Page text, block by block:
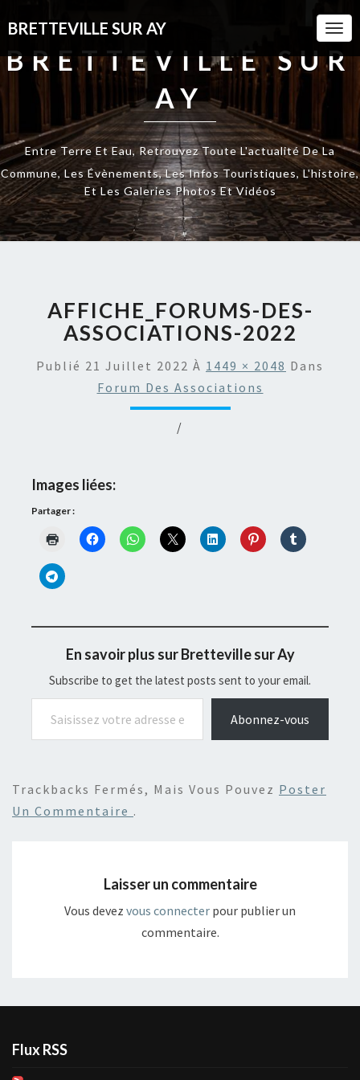
BRETTEVILLE SUR AY
BRETTEVILLE SUR
AY
Entre Terre Et Eau, Retrouvez Toute L'actualité De La
Commune, Les Évènements, Les Infos Touristiques, L'histoire,
Et Les Galeries Photos Et Vidéos
AFFICHE_FORUMS-DES-
ASSOCIATIONS-2022
Publié 21 Juillet 2022 À 1449 × 2048 Dans
Forum Des Associations
/
Images liées:
Partager :
En savoir plus sur Bretteville sur Ay
Subscribe to get the latest posts sent to your email.
Saisissez votre adresse e-mail…
Abonnez-vous
Trackbacks Fermés, Mais Vous Pouvez Poster
Un Commentaire .
Laisser un commentaire
Vous devez vous connecter pour publier un
commentaire.
Flux RSS